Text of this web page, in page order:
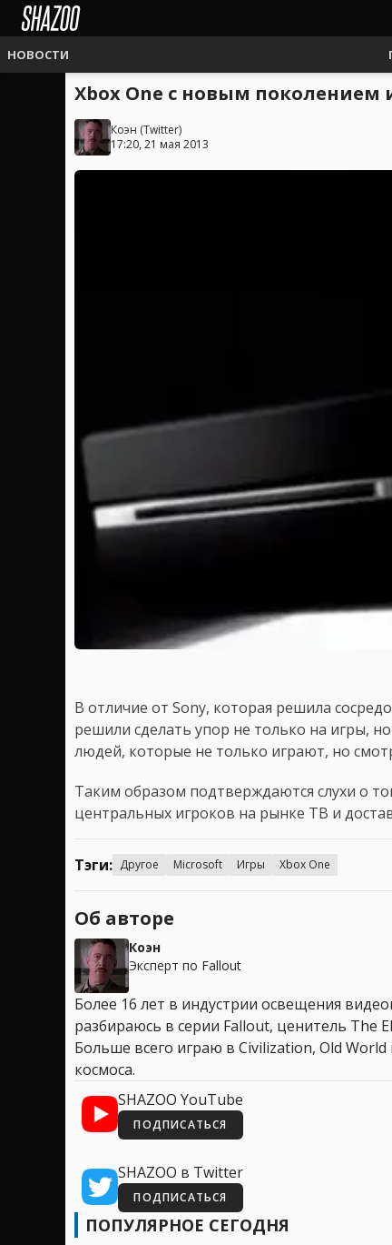
НОВОСТИ
Xbox One с новым поколением
Коэн (Twitter)
17:20, 21 мая 2013
В отличие от Sony, которая решила
решили сделать упор не только на игры,
людей, которые не только играют, но
Таким образом подтверждаются слухи о
центральных игроков на рынке ТВ и
Тэги: Другое Microsoft Игры Xbox One
Об авторе
Коэн
Эксперт по Fallout
Более 16 лет в индустрии освещения
разбираюсь в серии Fallout, ценитель The
Больше всего играю в Civilization, Old
космоса.
SHAZOO YouTube
ПОДПИСАТЬСЯ
SHAZOO в Twitter
ПОДПИСАТЬСЯ
ПОПУЛЯРНОЕ СЕГОДНЯ